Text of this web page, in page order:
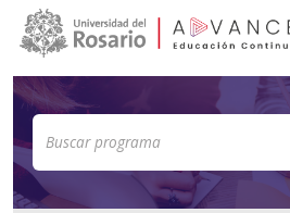
Main navigation